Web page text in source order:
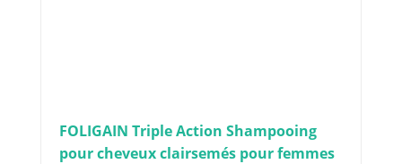
FOLIGAIN Triple Action Shampooing
pour cheveux clairsemés pour femmes